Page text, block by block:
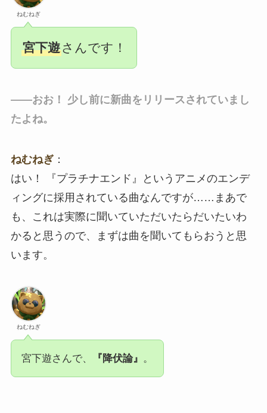
ねむねぎ
宮下遊さんです！
――おお！ 少し前に新曲をリリースされていまし
たよね。
ねむねぎ：
はい！ 『プラチナエンド』というアニメのエンデ
ィングに採用されている曲なんですが……まあで
も、これは実際に聞いていただいたらだいたいわ
かると思うので、まずは曲を聞いてもらおうと思
います。
ねむねぎ
宮下遊さんで、 『降伏論』 。